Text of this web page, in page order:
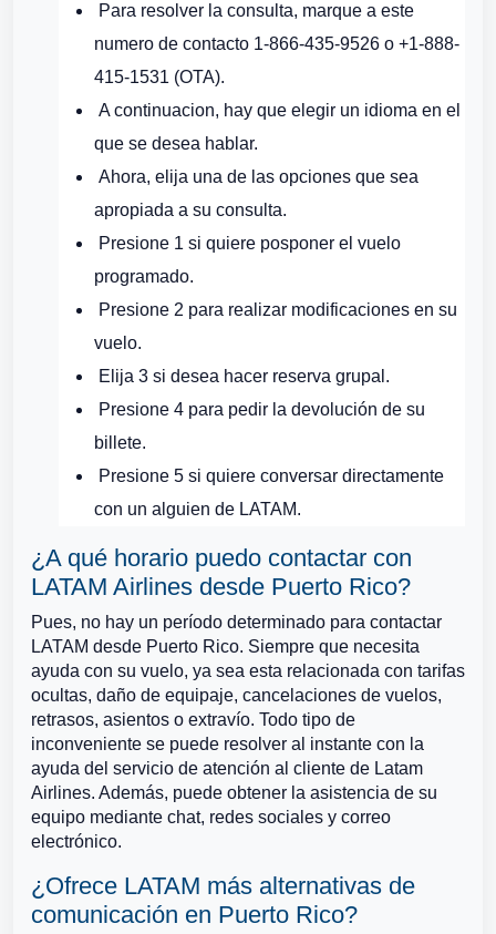
Para resolver la consulta, marque a este
numero de contacto 1-866-435-9526 o +1-888-
415-1531 (OTA).
A continuacion, hay que elegir un idioma en el
que se desea hablar.
Ahora, elija una de las opciones que sea
apropiada a su consulta.
Presione 1 si quiere posponer el vuelo
programado.
Presione 2 para realizar modificaciones en su
vuelo.
Elija 3 si desea hacer reserva grupal.
Presione 4 para pedir la devolución de su
billete.
Presione 5 si quiere conversar directamente
con un alguien de LATAM.
¿A qué horario puedo contactar con
LATAM Airlines desde Puerto Rico?
Pues, no hay un período determinado para contactar
LATAM desde Puerto Rico. Siempre que necesita
ayuda con su vuelo, ya sea esta relacionada con tarifas
ocultas, daño de equipaje, cancelaciones de vuelos,
retrasos, asientos o extravío. Todo tipo de
inconveniente se puede resolver al instante con la
ayuda del servicio de atención al cliente de Latam
Airlines. Además, puede obtener la asistencia de su
equipo mediante chat, redes sociales y correo
electrónico.
¿Ofrece LATAM más alternativas de
comunicación en Puerto Rico?